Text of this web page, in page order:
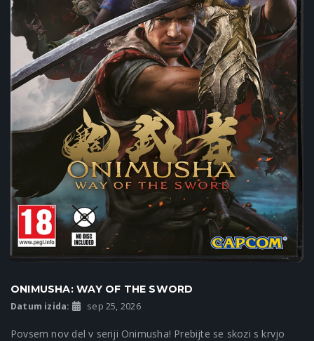
ONIMUSHA: WAY OF THE SWORD
Datum izida: sep 25, 2026
Povsem nov del v seriji Onimusha! Prebijte se skozi s krvjo